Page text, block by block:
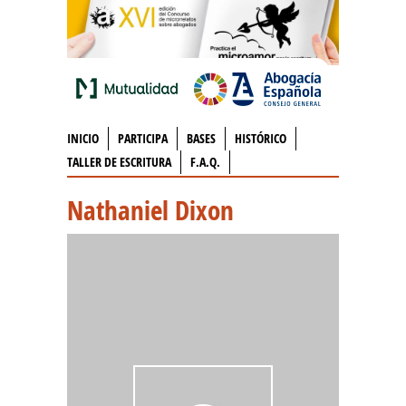
INICIO PARTICIPA BASES
HISTÓRICO
TALLER DE ESCRITURA
F.A.Q.
Nathaniel Dixon